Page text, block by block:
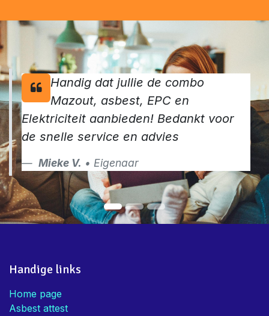
Handig dat jullie de combo
Mazout, asbest, EPC en
Elektriciteit aanbieden! Bedankt voor
de snelle service en advies
Mieke V. • Eigenaar
Handige links
Home page
Asbest attest